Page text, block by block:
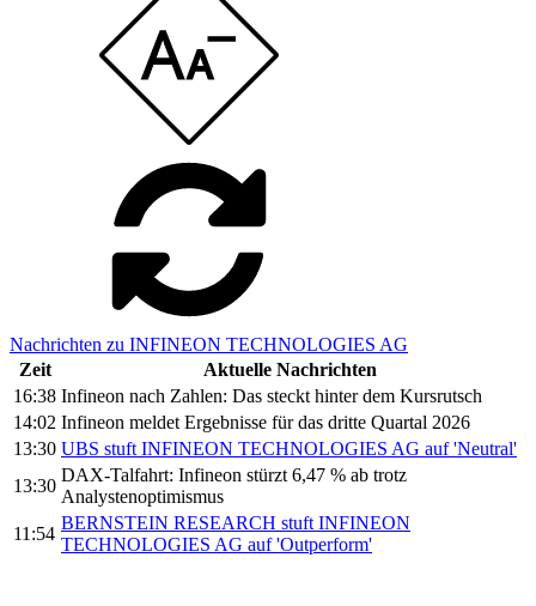
Nachrichten zu INFINEON TECHNOLOGIES AG
Zeit
Aktuelle Nachrichten
16:38 Infineon nach Zahlen: Das steckt hinter dem Kursrutsch
14:02 Infineon meldet Ergebnisse für das dritte Quartal 2026
13:30 UBS stuft INFINEON TECHNOLOGIES AG auf 'Neutral'
13:30
DAX-Talfahrt: Infineon stürzt 6,47 % ab trotz
Analystenoptimismus
11:54
BERNSTEIN RESEARCH stuft INFINEON
TECHNOLOGIES AG auf 'Outperform'